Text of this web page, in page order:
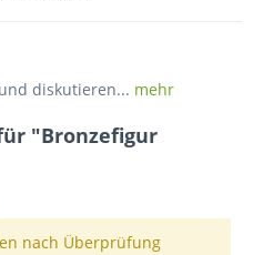
diskutieren... mehr
"Bronzefigur
nach Überprüfung